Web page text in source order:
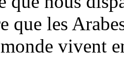
que les
vivent